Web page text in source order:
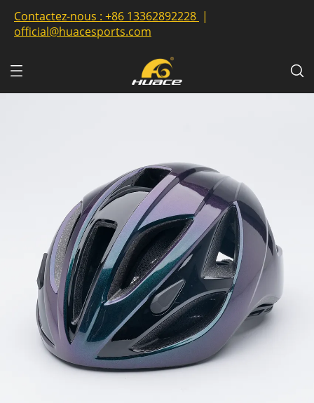
Contactez-nous : +86 13362892228 |
official@huacesports.com